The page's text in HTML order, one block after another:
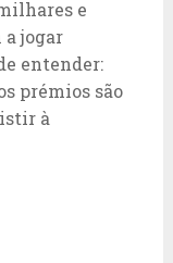
e
jogar
entender:
prémios são
à